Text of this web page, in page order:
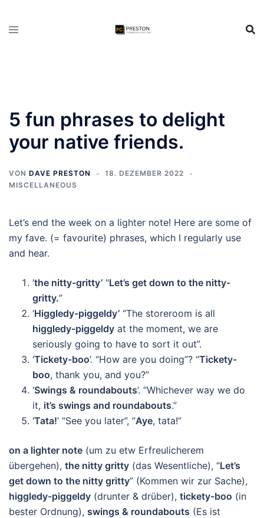
5 fun phrases to delight
your native friends.
VON DAVE PRESTON
18. DEZEMBER 2022
MISCELLANEOUS
Let’s end the week on a lighter note! Here are some of
my fave. (= favourite) phrases, which I regularly use
and hear.
‘the nitty-gritty’ “Let’s get down to the nitty-
gritty.”
‘Higgledy-piggeldy’ “The storeroom is all
higgledy-piggeldy at the moment, we are
seriously going to have to sort it out”.
‘Tickety-boo’. “How are you doing”? “Tickety-
boo, thank you, and you?”
‘Swings & roundabouts’. “Whichever way we do
it, it’s swings and roundabouts.”
‘Tata!’ “See you later”, ”Aye, tata!”
on a lighter note (um zu etw Erfreulicherem
übergehen), the nitty gritty (das Wesentliche), “Let’s
get down to the nitty gritty” (Kommen wir zur Sache),
higgledy-piggeldy (drunter & drüber), tickety-boo (in
bester Ordnung), swings & roundabouts (Es ist